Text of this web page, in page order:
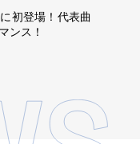
初登場！代表曲
ンス！